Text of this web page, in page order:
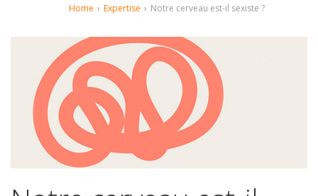
Home › Expertise › Notre cerveau est-il sexiste ?